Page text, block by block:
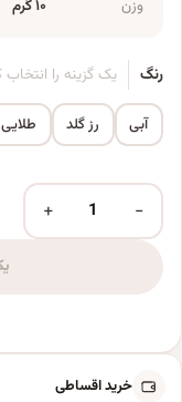
وزن ۱۰ گرم
رنگ یک گزینه را انتخاب
آبی رز گلد طلایی
بادکنک فویلی مدل قلب
−
+
خرید اقساطی